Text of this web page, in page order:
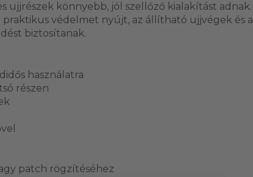
ujjrészek könnyebb, jól szellőző kialakítást adnak.
védelmet nyújt, az állítható ujjvégek és a
biztosítanak.
használatra
részen
patch rögzítéséhez